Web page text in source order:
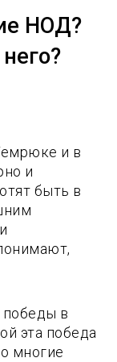
НОД?
и в
и
быть в
в
эта победа
многие